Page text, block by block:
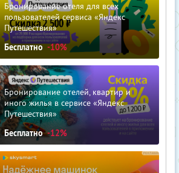
Бронирование отеля для всех
пользователей сервиса «Яндекс
Путешествия»
Бесплатно -10%
Бронирование отелей, квартир и
иного жилья в сервисе «Яндекс
Путешествия»
Бесплатно -12%